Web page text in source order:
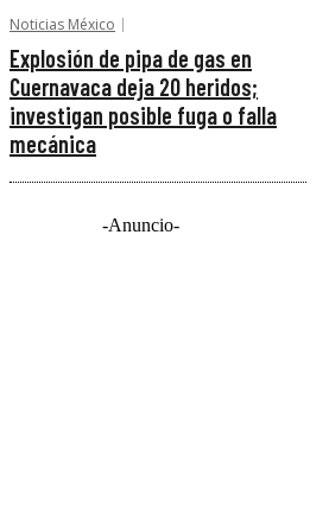
Noticias México
Explosión de pipa de gas en
Cuernavaca deja 20 heridos;
investigan posible fuga o falla
mecánica
-Anuncio-